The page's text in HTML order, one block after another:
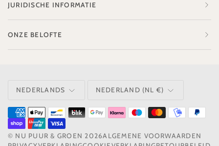
JURIDISCHE INFORMATIE
ONZE BELOFTE
NEDERLANDS NEDERLAND (NL €)
© NU PUUR & GROEN 2026ALGEMENE VOORWAARDEN